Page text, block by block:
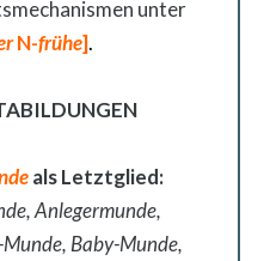
unter
N-frühe].
als Letztglied:
Anlegermunde,
Baby-Munde,